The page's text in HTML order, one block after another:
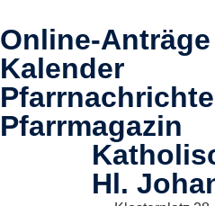
Online-Anträge
Kalender
Pfarrmagazin
Hl.